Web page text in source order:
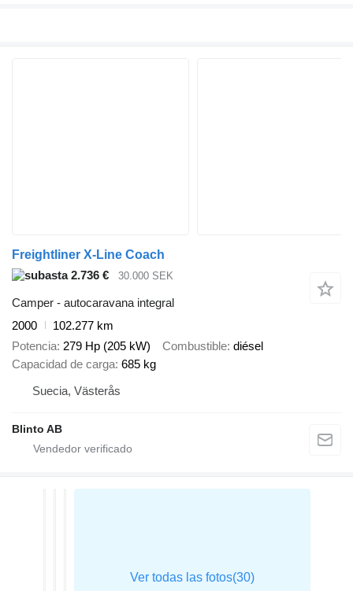
Freightliner X-Line Coach
2.736 €
30.000 SEK
Camper - autocaravana integral
2000
102.277 km
Potencia 279 Hp (205 kW) Combustible diésel
Capacidad de carga 685 kg
Suecia, Västerås
Blinto AB